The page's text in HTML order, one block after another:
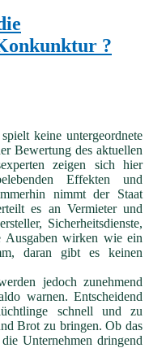
?
keine untergeordnete
Bewertung des aktuellen
zeigen sich hier
Effekten und
nimmt der Staat
es an Vermieter und
Sicherheitsdienste,
Ausgaben wirken wie ein
daran gibt es keinen
jedoch zunehmend
warnen. Entscheidend
schnell und zu
Brot zu bringen. Ob das
Unternehmen dringend